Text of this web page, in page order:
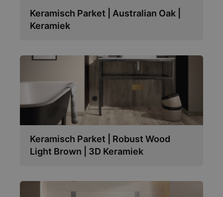
Keramisch Parket | Australian Oak |
Keramiek
Keramisch Parket | Robust Wood
Light Brown | 3D Keramiek